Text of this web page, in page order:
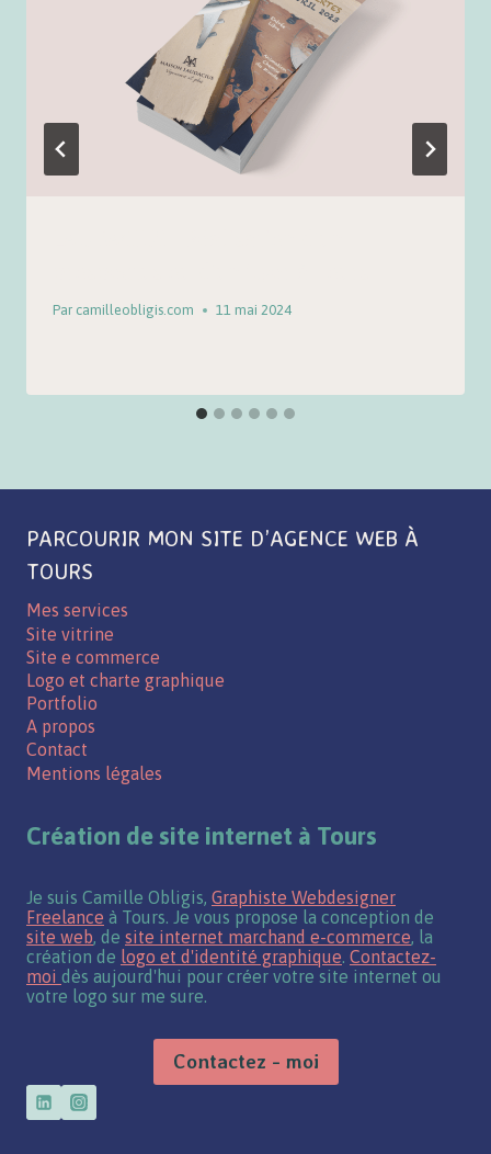
Par camilleobligis.com 11 mai 2024
PARCOURIR MON SITE D’AGENCE WEB À
TOURS
Mes services
Site vitrine
Site e commerce
Logo et charte graphique
Portfolio
A propos
Contact
Mentions légales
Création de site internet à Tours
Je suis Camille Obligis, Graphiste Webdesigner
Freelance à Tours. Je vous propose la conception de
site web, de site internet marchand e-commerce, la
création de logo et d'identité graphique. Contactez-
moi dès aujourd'hui pour créer votre site internet ou
votre logo sur me sure.
Contactez - moi